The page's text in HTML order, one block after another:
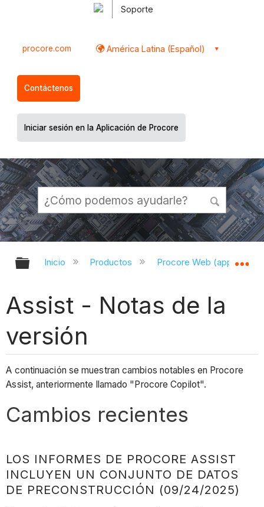
Soporte
procore.com América Latina (Español)
Contáctenos
Iniciar sesión en la Aplicación de Procore
Expandir/contraer jerarquía global
Inicio Productos Procore Web
Assist - Notas de la
versión
A continuación se muestran cambios notables en Procore
Assist, anteriormente llamado "Procore Copilot".
Cambios recientes
LOS INFORMES DE PROCORE ASSIST
INCLUYEN UN CONJUNTO DE DATOS
DE PRECONSTRUCCIÓN (09/24/2025)